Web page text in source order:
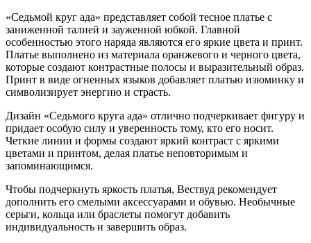
«Седьмой круг ада» представляет собой тесное платье с
заниженной талией и зауженной юбкой. Главной
особенностью этого наряда являются его яркие цвета и принт.
Платье выполнено из материала оранжевого и черного цвета,
которые создают контрастные полосы и выразительный образ.
Принт в виде огненных языков добавляет платью изюминку и
символизирует энергию и страсть.
Дизайн «Седьмого круга ада» отлично подчеркивает фигуру и
придает особую силу и уверенность тому, кто его носит.
Четкие линии и формы создают яркий контраст с яркими
цветами и принтом, делая платье неповторимым и
запоминающимся.
Чтобы подчеркнуть яркость платья, Вествуд рекомендует
дополнить его смелыми аксессуарами и обувью. Необычные
серьги, кольца или браслеты помогут добавить
индивидуальность и завершить образ.